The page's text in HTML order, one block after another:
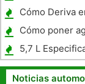
llave
Cómo Deriva
Cómo poner
5,7 L
Noticias